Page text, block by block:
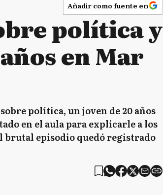
Añadir como fuente en
política y
en Mar
política, un joven de 20 años
en el aula para explicarle a los
brutal episodio quedó registrado